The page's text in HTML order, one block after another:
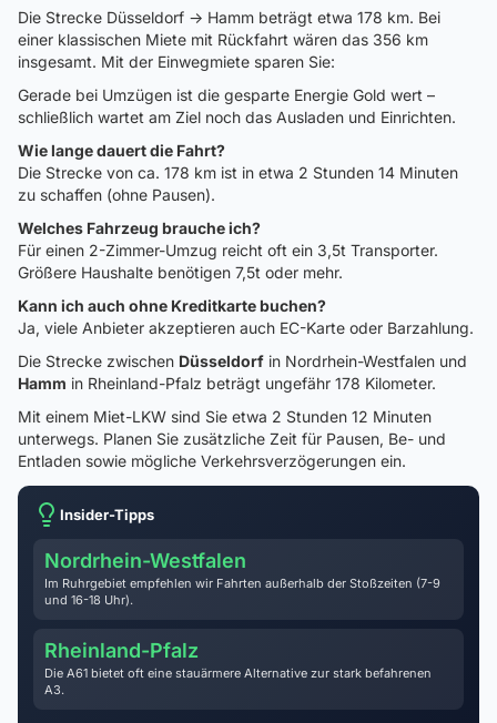
Die Strecke Düsseldorf → Hamm beträgt etwa 178 km. Bei
einer klassischen Miete mit Rückfahrt wären das 356 km
insgesamt. Mit der Einwegmiete sparen Sie:
Gerade bei Umzügen ist die gesparte Energie Gold wert –
schließlich wartet am Ziel noch das Ausladen und Einrichten.
Wie lange dauert die Fahrt?
Die Strecke von ca. 178 km ist in etwa 2 Stunden 14 Minuten
zu schaffen (ohne Pausen).
Welches Fahrzeug brauche ich?
Für einen 2-Zimmer-Umzug reicht oft ein 3,5t Transporter.
Größere Haushalte benötigen 7,5t oder mehr.
Kann ich auch ohne Kreditkarte buchen?
Ja, viele Anbieter akzeptieren auch EC-Karte oder Barzahlung.
Die Strecke zwischen Düsseldorf in Nordrhein-Westfalen und
Hamm in Rheinland-Pfalz beträgt ungefähr 178 Kilometer.
Mit einem Miet-LKW sind Sie etwa 2 Stunden 12 Minuten
unterwegs. Planen Sie zusätzliche Zeit für Pausen, Be- und
Entladen sowie mögliche Verkehrsverzögerungen ein.
Insider-Tipps
Nordrhein-Westfalen
Im Ruhrgebiet empfehlen wir Fahrten außerhalb der Stoßzeiten (7-9
und 16-18 Uhr).
Rheinland-Pfalz
Die A61 bietet oft eine stauärmere Alternative zur stark befahrenen
A3.